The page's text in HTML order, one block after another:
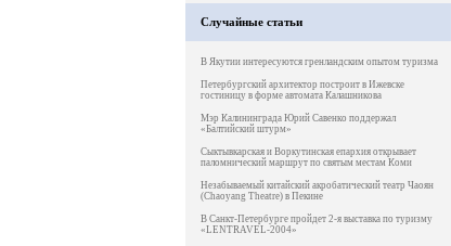
Случайные статьи
В Якутии интересуются гренландским опытом туризма
Петербургский архитектор построит в Ижевске
гостиницу в форме автомата Калашникова
Мэр Калининграда Юрий Савенко поддержал
«Балтийский штурм»
Сыктывкарская и Воркутинская епархия открывает
паломнический маршрут по святым местам Коми
Незабываемый китайский акробатический театр Чаоян
(Chaoyang Theatre) в Пекине
В Санкт-Петербурге пройдет 2-я выставка по туризму
«LENTRAVEL-2004»